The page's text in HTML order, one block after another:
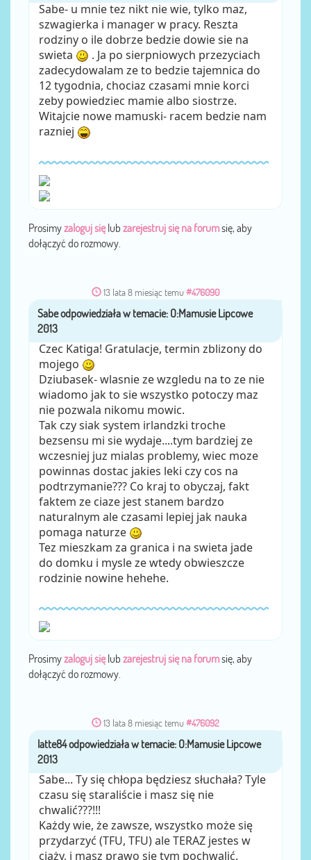
Sabe- u mnie tez nikt nie wie, tylko maz,
szwagierka i manager w pracy. Reszta
rodziny o ile dobrze bedzie dowie sie na
swieta
. Ja po sierpniowych przezyciach
zadecydowalam ze to bedzie tajemnica do
12 tygodnia, chociaz czasami mnie korci
zeby powiedziec mamie albo siostrze.
Witajcie nowe mamuski- racem bedzie nam
razniej
Prosimyzaloguj sięlub zarejestruj się na forumsię, aby
dołączyć do rozmowy.
13 lata 8 miesiąc temu #476090
przezSabe
Czec Katiga! Gratulacje, termin zblizony do
mojego
Dziubasek- wlasnie ze wzgledu na to ze nie
wiadomo jak to sie wszystko potoczy maz
nie pozwala nikomu mowic.
Tak czy siak system irlandzki troche
bezsensu mi sie wydaje....tym bardziej ze
wczesniej juz mialas problemy, wiec moze
powinnas dostac jakies leki czy cos na
podtrzymanie??? Co kraj to obyczaj, fakt
faktem ze ciaze jest stanem bardzo
naturalnym ale czasami lepiej jak nauka
pomaga naturze
Tez mieszkam za granica i na swieta jade
do domku i mysle ze wtedy obwieszcze
rodzinie nowine hehehe.
Prosimyzaloguj sięlub zarejestruj się na forumsię, aby
dołączyć do rozmowy.
13 lata 8 miesiąc temu #476092
przezlatte84
Sabe... Ty się chłopa będziesz słuchała? Tyle
czasu się staraliście i masz się nie
chwalić???!!!
Każdy wie, że zawsze, wszystko może się
przydarzyć (TFU, TFU) ale TERAZ jestes w
ciąży, i masz prawo się tym pochwalić.